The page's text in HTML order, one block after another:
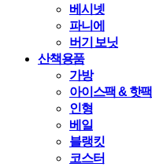
베시넷
파니에
버기 보닛
산책용품
가방
아이스팩 & 핫
인형
베일
블랭킷
코스터